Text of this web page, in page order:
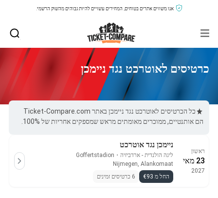
אנו משווים אתרים בטוחים, המחירים עשויים להיות גבוהים מהשוק הרשמי.
כרטיסים לאוטרכט נגד ניימכן
כל הכרטיסים לאוטרכט נגד ניימכן באתר Ticket-Compare.com
הם אותנטיים, ממוכרים מאומתים מראש שמספקים אחריות של 100%.
ראשון
23 מאי
2027
ניימכן נגד אוטרכט
ליגה הולנדית - ארדביזיה ・
Goffertstadion
Nijmegen, Alankomaat
החל מ €93
6 כרטיסים זמינים